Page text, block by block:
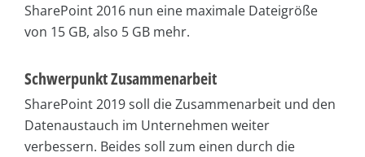
SharePoint 2016 nun eine maximale Dateigröße
von 15 GB, also 5 GB mehr.
Schwerpunkt Zusammenarbeit
SharePoint 2019 soll die Zusammenarbeit und den
Datenaustauch im Unternehmen weiter
verbessern. Beides soll zum einen durch die